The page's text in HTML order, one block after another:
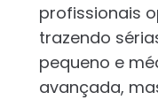
profissionais
trazendo
pequeno e
avançada,